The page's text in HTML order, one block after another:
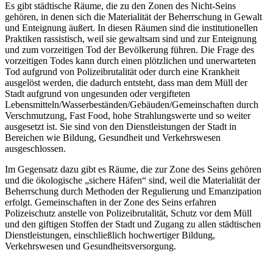
Es gibt städtische Räume, die zu den Zonen des Nicht-Seins
gehören, in denen sich die Materialität der Beherrschung in Gewalt
und Enteignung äußert. In diesen Räumen sind die institutionellen
Praktiken rassistisch, weil sie gewaltsam sind und zur Enteignung
und zum vorzeitigen Tod der Bevölkerung führen. Die Frage des
vorzeitigen Todes kann durch einen plötzlichen und unerwarteten
Tod aufgrund von Polizeibrutalität oder durch eine Krankheit
ausgelöst werden, die dadurch entsteht, dass man dem Müll der
Stadt aufgrund von ungesunden oder vergifteten
Lebensmitteln/Wasserbeständen/Gebäuden/Gemeinschaften durch
Verschmutzung, Fast Food, hohe Strahlungswerte und so weiter
ausgesetzt ist. Sie sind von den Dienstleistungen der Stadt in
Bereichen wie Bildung, Gesundheit und Verkehrswesen
ausgeschlossen.
Im Gegensatz dazu gibt es Räume, die zur Zone des Seins gehören
und die ökologische „sichere Häfen“ sind, weil die Materialität der
Beherrschung durch Methoden der Regulierung und Emanzipation
erfolgt. Gemeinschaften in der Zone des Seins erfahren
Polizeischutz anstelle von Polizeibrutalität, Schutz vor dem Müll
und den giftigen Stoffen der Stadt und Zugang zu allen städtischen
Dienstleistungen, einschließlich hochwertiger Bildung,
Verkehrswesen und Gesundheitsversorgung.